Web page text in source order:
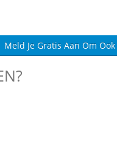
Meld Je Gratis Aan Om